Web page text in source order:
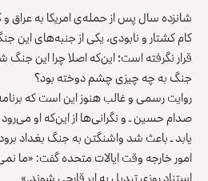
شانزده سال پس از حمله‌ی امریکا به عراق
کام کشتار و نابودی، یکی از جنبه‌های این
قرار نگرفته است؛ این‌که اصلا چرا این
جنگ به چه چیزی چشم دوخته بود؟
روایت رسمی و غالب هنوز این است که
صدام حسین ـ و نگرانی‌ها از این‌که او
یابد ـ باعث شد واشنگتن به جنگ بغداد
امور خارجه وقت ایالات متحده گفت: «ما